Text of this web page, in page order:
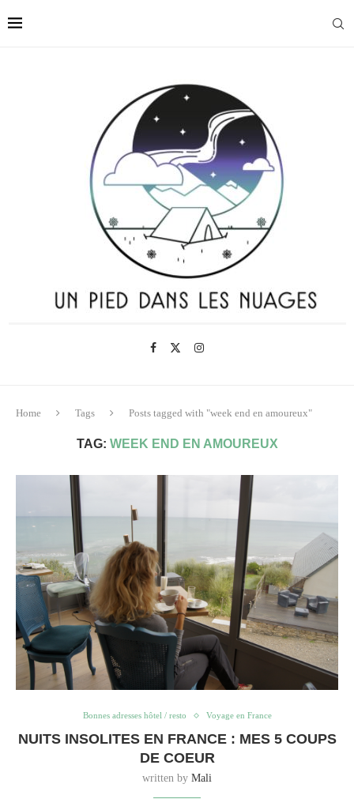
Home Tags Posts tagged with "week end en amoureux"
TAG: WEEK END EN AMOUREUX
Bonnes adresses hôtel / resto Voyage en France
NUITS INSOLITES EN FRANCE : MES 5 COUPS
DE COEUR
written by Mali